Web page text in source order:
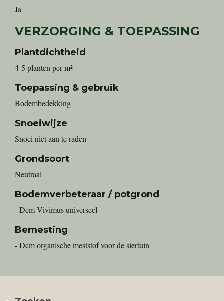
Ja
VERZORGING & TOEPASSING
Plantdichtheid
4-5 planten per m²
Toepassing & gebruik
Bodembedekking
Snoeiwijze
Snoei niet aan te raden
Grondsoort
Neutraal
Bodemverbeteraar / potgrond
- Dcm Vivimus universeel
Bemesting
- Dcm organische meststof voor de siertuin